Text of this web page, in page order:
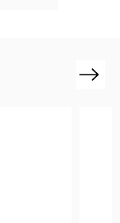
Next